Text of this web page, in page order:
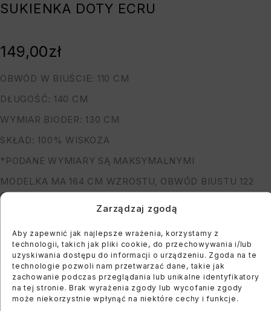
Zarządzaj zgodą
Aby zapewnić jak najlepsze wrażenia, korzystamy z
technologii, takich jak pliki cookie, do przechowywania i/lub
uzyskiwania dostępu do informacji o urządzeniu. Zgoda na te
technologie pozwoli nam przetwarzać dane, takie jak
zachowanie podczas przeglądania lub unikalne identyfikatory
na tej stronie. Brak wyrażenia zgody lub wycofanie zgody
może niekorzystnie wpłynąć na niektóre cechy i funkcje.
SUKIENKA DOTY ECRU
OBWÓD W BIUŚCIE: 110 CM
DŁUGOŚĆ: 140 CM
WYMIAR BIODER: 130 CM
SKŁAD: 100% WISKOZA
*PODANE WYMIARY SĄ MAKSYMALNYMI
MODELKA MA 164 CM WZROSTU, OBWÓD BIUSTU 122
CM I BIODER: 118 CM
149,00zł
You must register to use the waitlist feature. Please
login or create an account